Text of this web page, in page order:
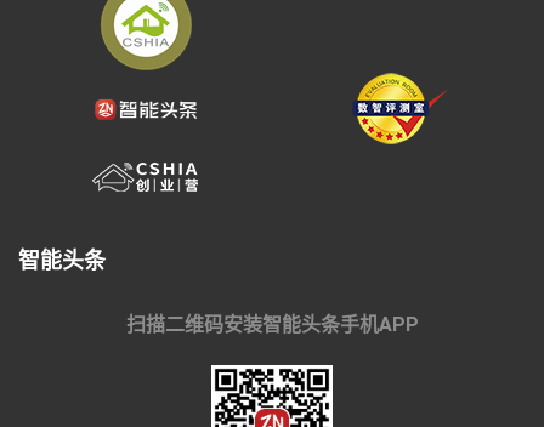
智能头条
扫描二维码安装智能头条手机APP